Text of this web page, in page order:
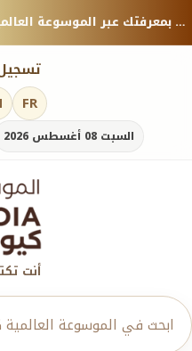
منصة معرفية موثوقة — شارك بمعرفتك عبر الموسوعة العالمية كيوبيديا.
السبت 08 أغسطس 2026
FR
أنت